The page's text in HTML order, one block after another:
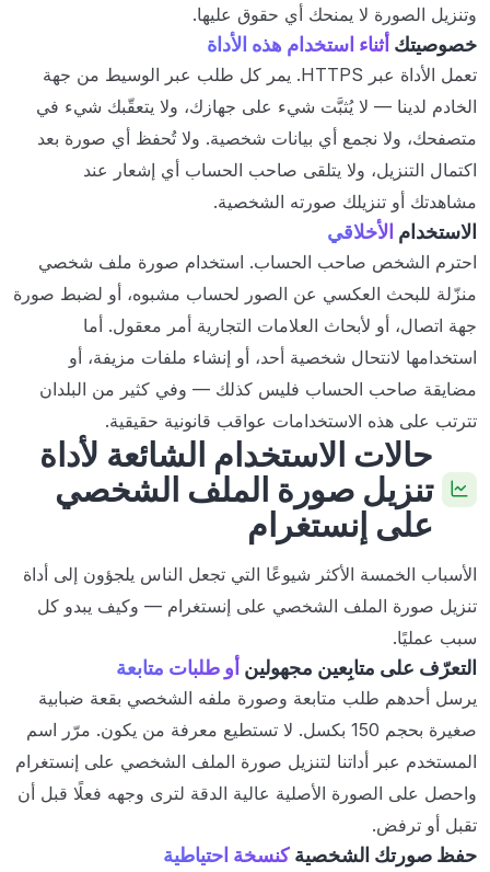
وتنزيل الصورة لا يمنحك أي حقوق عليها.
خصوصيتك أثناء استخدام هذه الأداة
تعمل الأداة عبر HTTPS. يمر كل طلب عبر الوسيط من جهة
الخادم لدينا — لا يُثبَّت شيء على جهازك، ولا يتعقّبك شيء في
متصفحك، ولا نجمع أي بيانات شخصية. ولا تُحفظ أي صورة بعد
اكتمال التنزيل، ولا يتلقى صاحب الحساب أي إشعار عند
مشاهدتك أو تنزيلك صورته الشخصية.
الاستخدام الأخلاقي
احترم الشخص صاحب الحساب. استخدام صورة ملف شخصي
منزّلة للبحث العكسي عن الصور لحساب مشبوه، أو لضبط صورة
جهة اتصال، أو لأبحاث العلامات التجارية أمر معقول. أما
استخدامها لانتحال شخصية أحد، أو إنشاء ملفات مزيفة، أو
مضايقة صاحب الحساب فليس كذلك — وفي كثير من البلدان
تترتب على هذه الاستخدامات عواقب قانونية حقيقية.
حالات الاستخدام الشائعة لأداة
تنزيل صورة الملف الشخصي
على إنستغرام
الأسباب الخمسة الأكثر شيوعًا التي تجعل الناس يلجؤون إلى أداة
تنزيل صورة الملف الشخصي على إنستغرام — وكيف يبدو كل
سبب عمليًا.
التعرّف على متابِعين مجهولين أو طلبات متابعة
يرسل أحدهم طلب متابعة وصورة ملفه الشخصي بقعة ضبابية
صغيرة بحجم 150 بكسل. لا تستطيع معرفة من يكون. مرّر اسم
المستخدم عبر أداتنا لتنزيل صورة الملف الشخصي على إنستغرام
واحصل على الصورة الأصلية عالية الدقة لترى وجهه فعلًا قبل أن
تقبل أو ترفض.
حفظ صورتك الشخصية كنسخة احتياطية